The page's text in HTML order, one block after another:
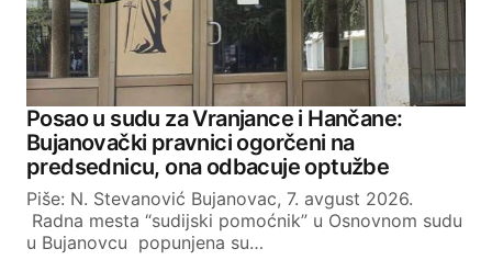
Your Name
Your E-mail
SUBMIT COMMENT
Posao u sudu za Vranjance i Hančane:
Bujanovački pravnici ogorčeni na
predsednicu, ona odbacuje optužbe
Piše: N. Stevanović Bujanovac, 7. avgust 2026.
Radna mesta “sudijski pomoćnik” u Osnovnom sudu
u Bujanovcu popunjena su…